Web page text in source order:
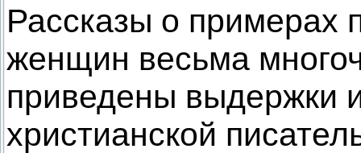
Рассказы о примерах
женщин весьма
приведены выдержки
христианской